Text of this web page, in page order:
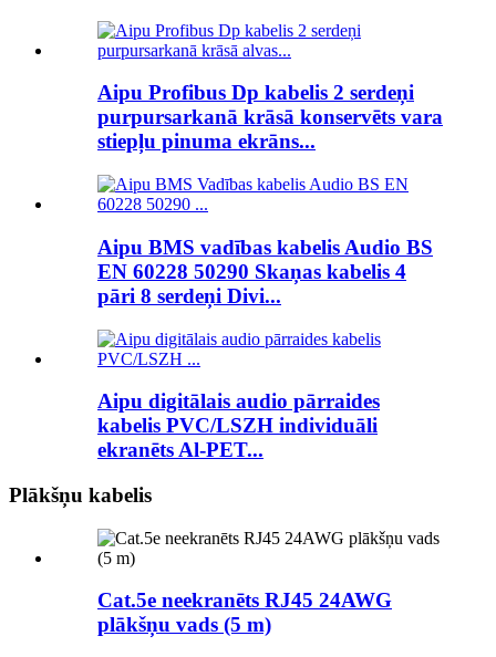
Aipu Profibus Dp kabelis 2 serdeņi
purpursarkanā krāsā konservēts vara
stiepļu pinuma ekrāns...
Aipu BMS vadības kabelis Audio BS
EN 60228 50290 Skaņas kabelis 4
pāri 8 serdeņi Divi...
Aipu digitālais audio pārraides
kabelis PVC/LSZH individuāli
ekranēts Al-PET...
Plākšņu kabelis
Cat.5e neekranēts RJ45 24AWG
plākšņu vads (5 m)